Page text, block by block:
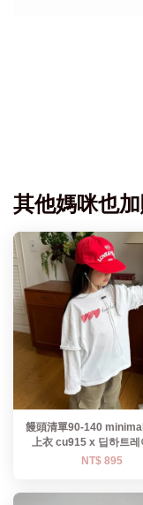
其他媽咪也
饅頭清單90-140
上衣 cu915 x 딥하트레
NT$ 895